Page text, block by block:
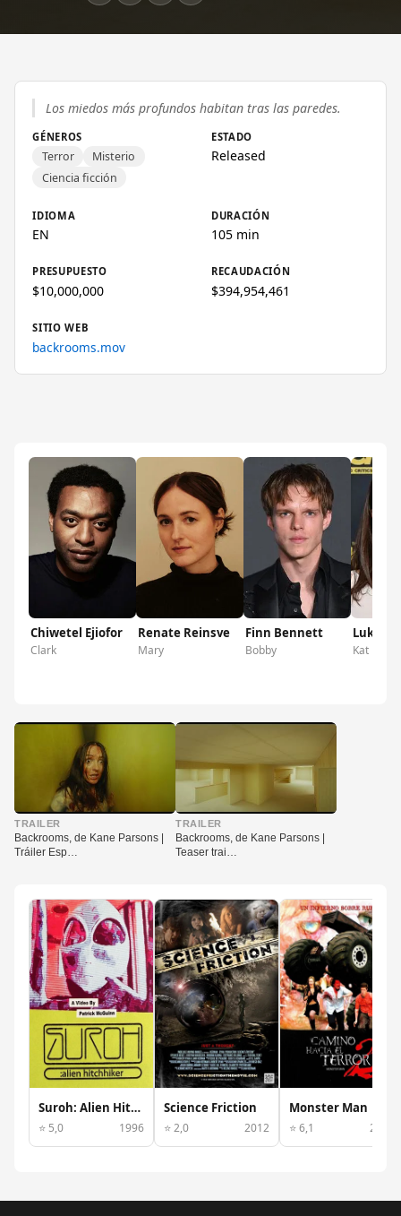
Los miedos más profundos habitan tras las paredes.
GÉNEROS
Terror
Misterio
Ciencia ficción
ESTADO
Released
IDIOMA
EN
DURACIÓN
105 min
PRESUPUESTO
$10,000,000
RECAUDACIÓN
$394,954,461
SITIO WEB
backrooms.mov
Chiwetel Ejiofor
Clark
Renate Reinsve
Mary
Finn Bennett
Bobby
Lukita
Kat
▶
TRAILER
Backrooms, de Kane Parsons |
Tráiler Esp…
▶
TRAILER
Backrooms, de Kane Parsons |
Teaser trai…
Suroh: Alien Hitchhiker
⭐ 5,0 1996
Science Friction
⭐ 2,0 2012
Monster Man
⭐ 6,1 2003